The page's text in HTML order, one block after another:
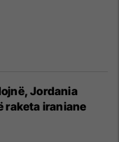
Jordania
raketa iraniane